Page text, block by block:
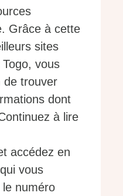
Grâce à cette
sites
Togo, vous
de trouver
dont
à lire
accédez en
vous
le numéro